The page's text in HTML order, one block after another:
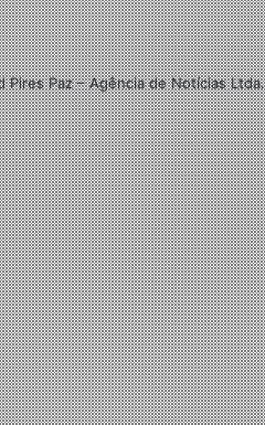
Linkedin
Instagram
Paz – Agência de Notícias Ltda.